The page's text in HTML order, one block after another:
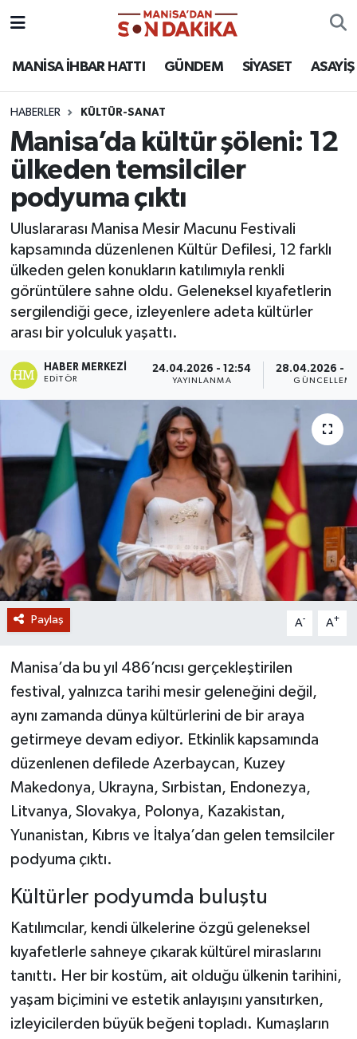
MANİSA İHBAR HATTI GÜNDEM SİYASET ASAYİŞ
HABERLER KÜLTÜR-SANAT
Manisa’da kültür şöleni: 12
ülkeden temsilciler
podyuma çıktı
Uluslararası Manisa Mesir Macunu Festivali
kapsamında düzenlenen Kültür Defilesi, 12 farklı
ülkeden gelen konukların katılımıyla renkli
görüntülere sahne oldu. Geleneksel kıyafetlerin
sergilendiği gece, izleyenlere adeta kültürler
arası bir yolculuk yaşattı.
HABER MERKEZI
EDITÖR
24.04.2026 - 12:54
YAYINLANMA
28.04.2026 -
Paylaş A- A+
Manisa’da bu yıl 486’ncısı gerçekleştirilen
festival, yalnızca tarihi mesir geleneğini değil,
aynı zamanda dünya kültürlerini de bir araya
getirmeye devam ediyor. Etkinlik kapsamında
düzenlenen defilede Azerbaycan, Kuzey
Makedonya, Ukrayna, Sırbistan, Endonezya,
Litvanya, Slovakya, Polonya, Kazakistan,
Yunanistan, Kıbrıs ve İtalya’dan gelen temsilciler
podyuma çıktı.
Kültürler podyumda buluştu
Katılımcılar, kendi ülkelerine özgü geleneksel
kıyafetlerle sahneye çıkarak kültürel miraslarını
tanıttı. Her bir kostüm, ait olduğu ülkenin tarihini,
yaşam biçimini ve estetik anlayışını yansıtırken,
izleyicilerden büyük beğeni topladı. Kumaşların
ASAYİŞ
KÜLTÜR-SANAT
MAGAZİN
MANİSA'DA TRAFİK
SİYASET
SPOR
YAŞAM
GİZLİLİK SÖZLEŞMESİ
İLETİŞİM
Hava Durumu
Puan Durumu ve Fikstür
Tüm Manşetler
Son Dakika Haberleri
Haber Arşivi